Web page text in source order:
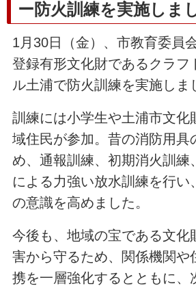
ー防火訓練を実施しま
1月30日（金）、市教育委員
登録有形文化財であるクラフ
ル土浦で防火訓練を実施しま
訓練には小学生や土浦市文化
域住民が参加。昔の消防用具
め、通報訓練、初期消火訓練
による力強い放水訓練を行い
の意識を高めました。
今後も、地域の宝である文化
害から守るため、関係機関や
携を一層強化するとともに、